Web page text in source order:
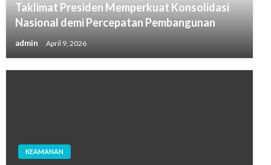
Taklimat Presiden Memperkuat Konsolidasi
Nasional demi Percepatan Pembangunan
admin April 9, 2026
KEAMANAN